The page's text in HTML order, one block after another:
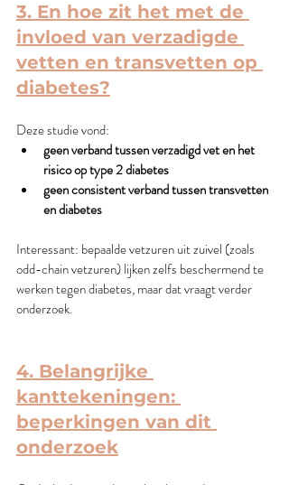
3. En hoe zit het met de
invloed van verzadigde
vetten en transvetten op
diabetes?
Deze studie vond:
geen verband tussen verzadigd vet en het
risico op type 2 diabetes
geen consistent verband tussen transvetten
en diabetes
Interessant: bepaalde vetzuren uit zuivel (zoals
odd-chain vetzuren) lijken zelfs beschermend te
werken tegen diabetes, maar dat vraagt verder
onderzoek.
4. Belangrijke
kanttekeningen:
beperkingen van dit
onderzoek